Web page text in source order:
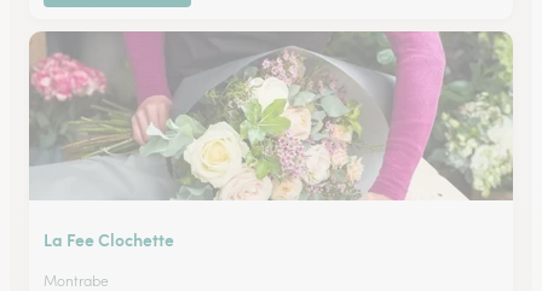
La Fee Clochette
Montrabe